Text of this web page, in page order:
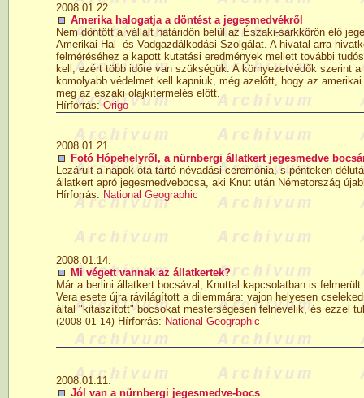
2008.01.22.
Amerika halogatja a döntést a jegesmedvékről
Nem döntött a vállalt határidőn belül az Északi-sarkkörön élő
Amerikai Hal- és Vadgazdálkodási Szolgálat. A hivatal arra
felméréséhez a kapott kutatási eredmények mellett további
kell, ezért több időre van szükségük. A környezetvédők szerint
komolyabb védelmet kell kapniuk, még azelőtt, hogy az
meg az északi olajkitermelés előtt.
Hírforrás: Origo
2008.01.21.
Fotó Hópehelyről, a nürnbergi állatkert jegesmedve
Lezárult a napok óta tartó névadási ceremónia, s pénteken
állatkert apró jegesmedvebocsa, aki Knut után Németország
Hírforrás: National Geographic
2008.01.14.
Mi végett vannak az állatkertek?
Már a berlini állatkert bocsával, Knuttal kapcsolatban is
Vera esete újra rávilágított a dilemmára: vajon helyesen
által "kitaszított" bocsokat mesterségesen felnevelik, és ezzel
(2008-01-14)Hírforrás: National Geographic
2008.01.11.
Jól van a nürnbergi jegesmedve-bocs